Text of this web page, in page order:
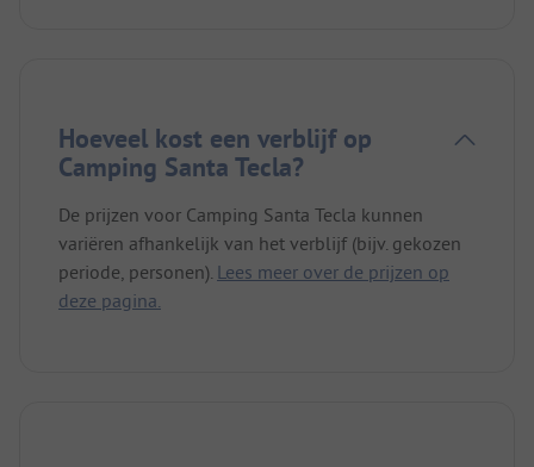
Hoeveel kost een verblijf op
Camping Santa Tecla?
De prijzen voor Camping Santa Tecla kunnen
variëren afhankelijk van het verblijf (bijv. gekozen
periode, personen). Lees meer over de prijzen op
deze pagina.